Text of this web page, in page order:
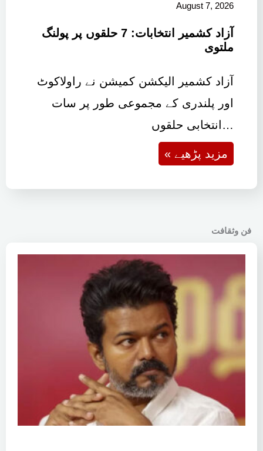
August 7, 2026
آزاد کشمیر انتخابات: 7 حلقوں پر پولنگ
ملتوی
آزاد کشمیر الیکشن کمیشن نے راولاکوٹ
اور پلندری کے مجموعی طور پر سات
انتخابی حلقوں…
« مزید پڑھیے
فن وثقافت